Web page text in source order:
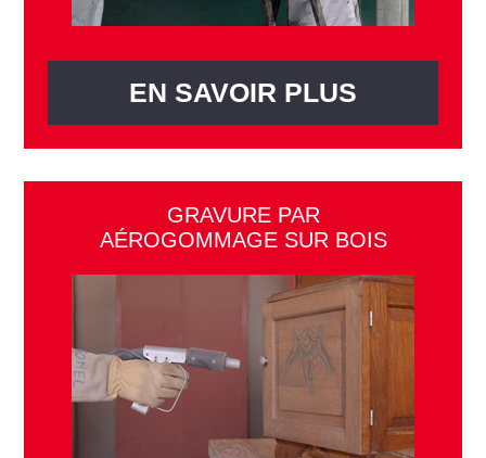
EN SAVOIR PLUS
GRAVURE PAR
AÉROGOMMAGE SUR BOIS